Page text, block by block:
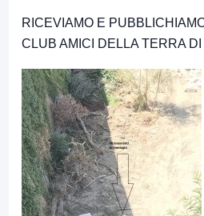
RICEVIAMO E
CLUB AMICI DELLA TERRA